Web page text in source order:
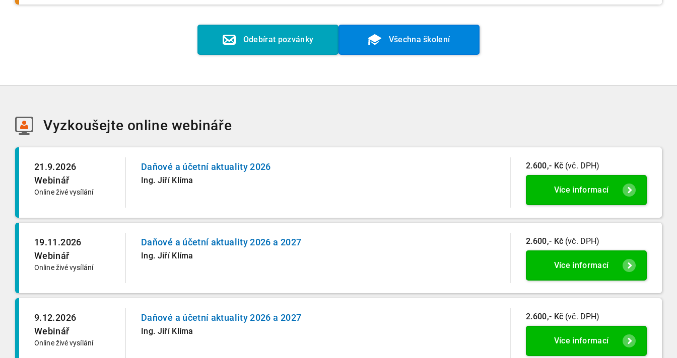
Odebírat pozvánky Všechna školení
Vyzkoušejte online webináře
21.9.2026
Webinář
Online živé vysílání
Daňové a účetní aktuality 2026
Ing. Jiří Klíma
2.600,- Kč (vč. DPH)
Více informací
19.11.2026
Webinář
Online živé vysílání
Daňové a účetní aktuality 2026 a 2027
Ing. Jiří Klíma
2.600,- Kč (vč. DPH)
Více informací
9.12.2026
Webinář
Online živé vysílání
Daňové a účetní aktuality 2026 a 2027
Ing. Jiří Klíma
2.600,- Kč (vč. DPH)
Více informací